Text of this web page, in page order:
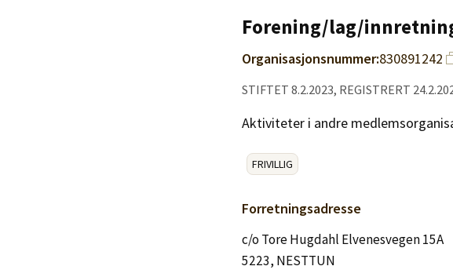
Forening/lag/
Organisasjonsnummer:830891242
STIFTET 8.2.2023, REGISTRERT
Aktiviteter i andre
FRIVILLIG
Forretningsadresse
c/o Tore Hugdahl Elvenesvegen 15A
5223, NESTTUN